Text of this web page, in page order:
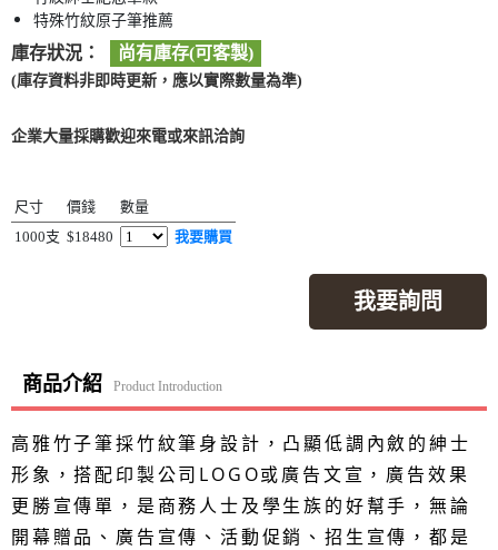
特殊竹紋原子筆推薦
庫存狀況： 尚有庫存(可客製)
(庫存資料非即時更新，應以實際數量為準)
企業大量採購歡迎來電或來訊洽詢
尺寸 價錢
數量
1000支 $18480 我要購買
我要詢問
商品介紹 Product Introduction
高雅竹子筆採竹紋筆身設計，凸顯低調內斂的紳士
形象，搭配印製公司LOGO或廣告文宣，廣告效果
更勝宣傳單，是商務人士及學生族的好幫手，無論
開幕贈品、廣告宣傳、活動促銷、招生宣傳，都是